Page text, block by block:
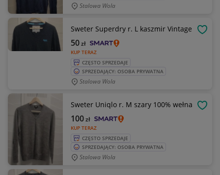
Stalowa Wola
Sweter Superdry r. L kaszmir Vintage
KUP TERAZ
50zł
CZĘSTO SPRZEDAJE
SPRZEDAJĄCY: OSOBA PRYWATNA
Stalowa Wola
Sweter Uniqlo r. M szary 100% wełna
KUP TERAZ
100zł
CZĘSTO SPRZEDAJE
SPRZEDAJĄCY: OSOBA PRYWATNA
Stalowa Wola